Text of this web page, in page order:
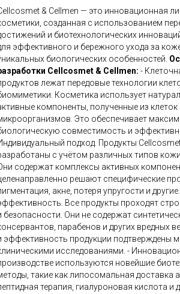
& Cellmen — это инновационная
созданная с использованием
и биотехнологических
эффективного и бережного ухода за
биологических особенностей.
Cellcosmet & Cellmen:
лежат передовые технологии
Косметика использует
компоненты, полученные из
Это обеспечивает
совместимость и
подход. Продукты
с учётом различных типов кожи
содержат комплексы активных
решают специфические
акне, потеря упругости и другие. - Безопасность и
Все продукты проходят
безопасности. Они не содержат
парабенов и других вредных
эффективность продукции подтверждены
исследованиями. - Инновационные технологии. В
используются новейшие
такие как липосомальная доставка
терапия, гиалуроновая кислота и